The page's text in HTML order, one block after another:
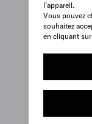
l’appareil.
Vous pouvez
souhaitez
en cliquant